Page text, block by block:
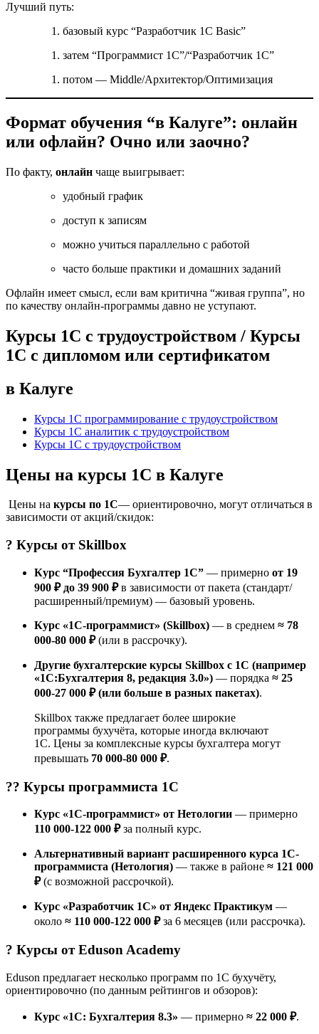
Лучший путь:
базовый курс “Разработчик 1С Basic”
затем “Программист 1С”/“Разработчик 1С”
потом — Middle/Архитектор/Оптимизация
Формат обучения “в Калуге”: онлайн
или офлайн? Очно или заочно?
По факту, онлайн чаще выигрывает:
удобный график
доступ к записям
можно учиться параллельно с работой
часто больше практики и домашних заданий
Офлайн имеет смысл, если вам критична “живая группа”, но
по качеству онлайн-программы давно не уступают.
Курсы 1С с трудоустройством / Курсы
1С с дипломом или сертификатом
в Калуге
Курсы 1С программирование с трудоустройством
Курсы 1С аналитик с трудоустройством
Курсы 1С с трудоустройством
Цены на курсы 1С в Калуге
Цены на курсы по 1С— ориентировочно, могут отличаться в
зависимости от акций/скидок:
? Курсы от Skillbox
Курс “Профессия Бухгалтер 1С” — примерно от 19
900 ₽ до 39 900 ₽в зависимости от пакета (стандарт/
расширенный/премиум) — базовый уровень.
Курс «1С-программист» (Skillbox) — в среднем ≈ 78
000-80 000 ₽(или в рассрочку).
Другие бухгалтерские курсы Skillbox с 1С (например
«1С:Бухгалтерия 8, редакция 3.0») — порядка ≈ 25
000-27 000 ₽ (или больше в разных пакетах).
Skillbox также предлагает более широкие
программы бухучёта, которые иногда включают
1С. Цены за комплексные курсы бухгалтера могут
превышать 70 000-80 000 ₽.
?‍? Курсы программиста 1С
Курс «1С-программист» от Нетологии — примерно
110 000-122 000 ₽за полный курс.
Альтернативный вариант расширенного курса 1С-
программиста (Нетология) — также в районе ≈ 121 000
₽(с возможной рассрочкой).
Курс «Разработчик 1C» от Яндекс Практикум —
около ≈ 110 000-122 000 ₽за 6 месяцев (или рассрочка).
? Курсы отEduson Academy
Eduson предлагает несколько программ по 1С бухучёту,
ориентировочно (по данным рейтингов и обзоров):
Курс «1С: Бухгалтерия 8.3» — примерно ≈ 22 000 ₽.